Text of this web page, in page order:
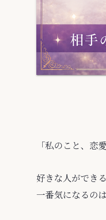
「私のこと、恋
好きな人ができる
一番気になるの